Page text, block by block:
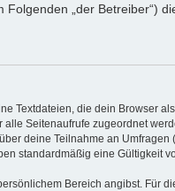
„der Betreiber“)
Textdateien, die dein Browser
Seitenaufrufe zugeordnet
deine Teilnahme an
standardmäßig eine Gültigkeit
Bereich angibst. Für